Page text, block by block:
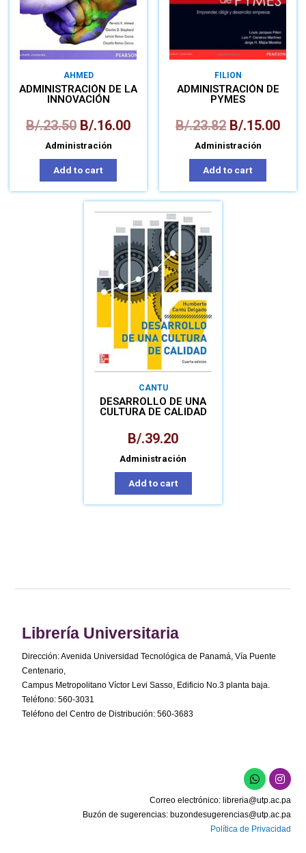
AHMED
ADMINISTRACIÓN DE LA
INNOVACIÓN
B/.23.50 B/.16.00
Administración
Add to cart
FILION
ADMINISTRACIÓN DE
PYMES
B/.23.82 B/.15.00
Administración
Add to cart
CANTU
DESARROLLO DE UNA
CULTURA DE CALIDAD
B/.39.20
Administración
Add to cart
Librería Universitaria
Dirección: Avenida Universidad Tecnológica de Panamá, Vía Puente
Centenario,
Campus Metropolitano Víctor Levi Sasso, Edificio No.3 planta baja.
Teléfono: 560-3031
Teléfono del Centro de Distribución: 560-3683
Correo electrónico: libreria@utp.ac.pa
Buzón de sugerencias: buzondesugerencias@utp.ac.pa
Política de Privacidad